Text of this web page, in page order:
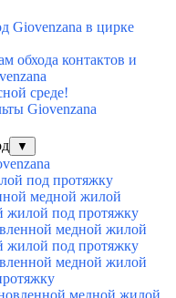
Giovenzana в цирке
обхода контактов и
среде!
Giovenzana
▼
под протяжку
медной жилой
жилой под протяжку
медной жилой
жилой под протяжку
медной жилой